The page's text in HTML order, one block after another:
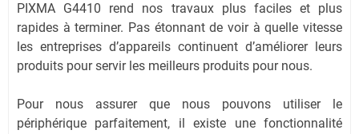
PIXMA G4410 rend nos travaux plus faciles et plus
rapides à terminer. Pas étonnant de voir à quelle vitesse
les entreprises d’appareils continuent d’améliorer leurs
produits pour servir les meilleurs produits pour nous.
Pour nous assurer que nous pouvons utiliser le
périphérique parfaitement, il existe une fonctionnalité